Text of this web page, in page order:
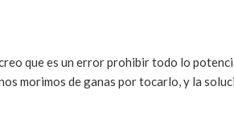
que es un error prohibir todo lo
morimos de ganas por tocarlo, y la